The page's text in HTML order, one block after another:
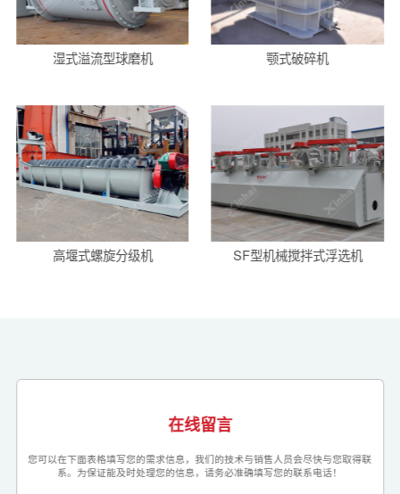
湿式溢流型球磨机 颚式破碎机
高堰式螺旋分级机 SF型机械搅拌式浮选机
在线留言
您可以在下面表格填写您的需求信息，我们的技术与销售人员会尽快与您取得联
系。为保证能及时处理您的信息，请务必准确填写您的联系电话！